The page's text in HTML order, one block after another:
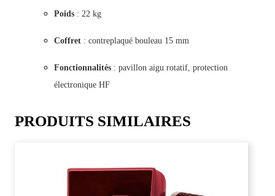
Poids : 22 kg
Coffret : contreplaqué bouleau 15 mm
Fonctionnalités : pavillon aigu rotatif, protection
électronique HF
PRODUITS SIMILAIRES